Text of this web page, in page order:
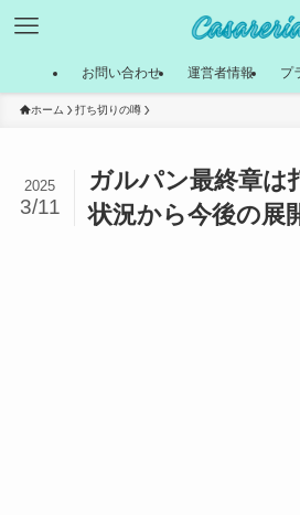
お問い合わせ 運営者情報 プ
ホーム 打ち切りの噂
ガルパン最終章は
状況から今後の展
2025
3/11